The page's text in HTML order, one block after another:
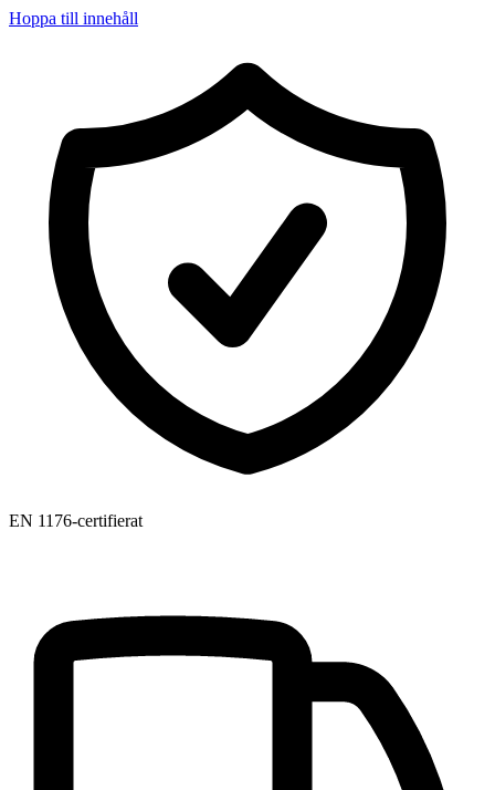
Hoppa till innehåll
EN 1176-certifierat